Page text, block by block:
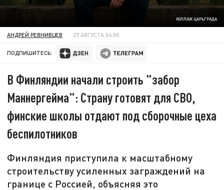
КОЛЛАЖ ЦАРЬГРАДА
АНДРЕЙ РЕВНИВЦЕВ 27 АВГУСТА 06:00
ПОДПИШИТЕСЬ:
В Финляндии начали строить "забор
Маннергейма": Страну готовят для СВО,
финские школы отдают под сборочные цеха
беспилотников
Финляндия приступила к масштабному
строительству усиленных заграждений на
границе с Россией, объясняя это